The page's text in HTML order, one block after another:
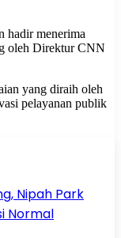
hadir menerima
oleh Direktur CNN
yang diraih oleh
pelayanan publik
Nipah Park
Normal